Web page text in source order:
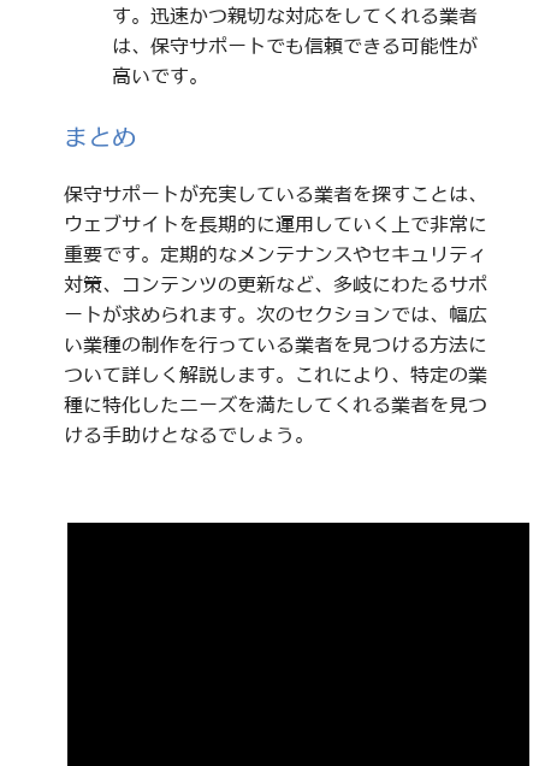
す。迅速かつ親切な対応をしてくれる業者
は、保守サポートでも信頼できる可能性が
高いです。
まとめ
保守サポートが充実している業者を探すことは、
ウェブサイトを長期的に運用していく上で非常に
重要です。定期的なメンテナンスやセキュリティ
対策、コンテンツの更新など、多岐にわたるサポ
ートが求められます。次のセクションでは、幅広
い業種の制作を行っている業者を見つける方法に
ついて詳しく解説します。これにより、特定の業
種に特化したニーズを満たしてくれる業者を見つ
ける手助けとなるでしょう。